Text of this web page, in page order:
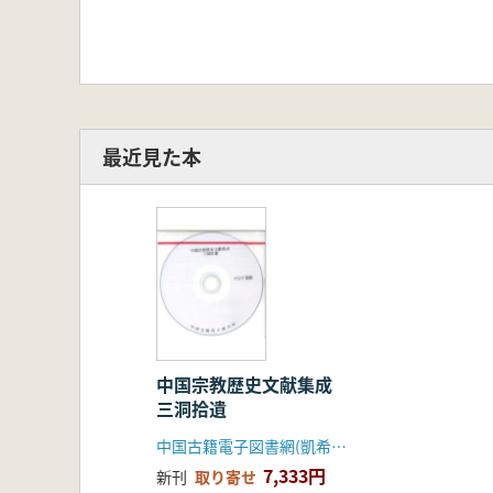
最近見た本
中国宗教歴史文献集成
三洞拾遺
中国古籍電子図書網(凱希メディアサービス)
新刊 取り寄せ 7,333円